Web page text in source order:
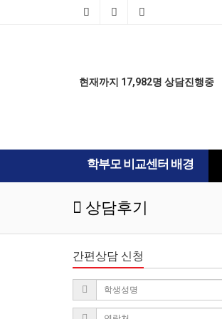
현재까지 17,982명 상담진행중
학부모 비교센터 배경
상담후기
간편상담 신청